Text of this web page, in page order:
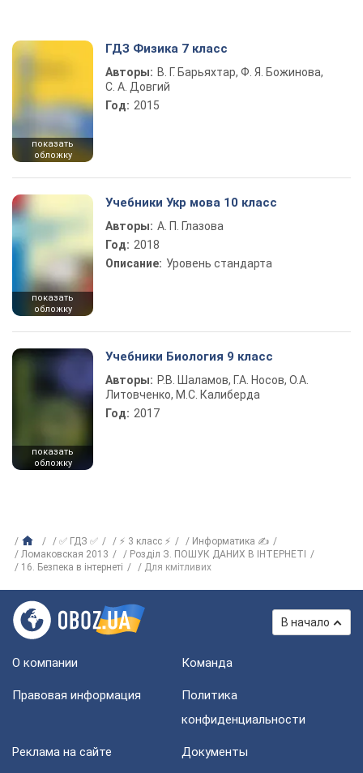
показать
обложку
ГДЗ Физика 7 класс
Авторы: В. Г. Барьяхтар, Ф. Я. Божинова,
С. А. Довгий
Год: 2015
показать
обложку
Учебники Укр мова 10 класс
Авторы: А. П. Глазова
Год: 2018
Описание: Уровень стандарта
показать
обложку
Учебники Биология 9 класс
Авторы: Р.В. Шаламов, Г.А. Носов, О.А.
Литовченко, М.С. Калиберда
Год: 2017
✅ ГДЗ ✅ ⚡ 3 класс ⚡
Информатика ✍
Ломаковская 2013
Розділ З. ПОШУК ДАНИХ В ІНТЕРНЕТІ
16. Безпека в інтернеті
Для кмітливих
В начало
О компании Команда
Правовая информация
Политика
конфиденциальности
Реклама на сайте Документы